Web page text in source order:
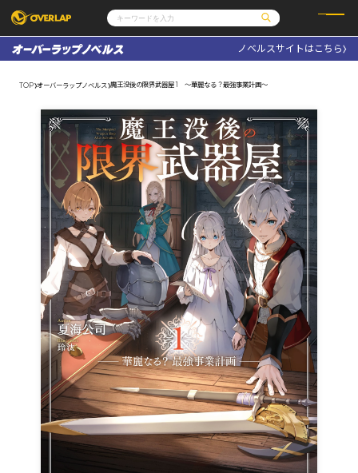
コミックガルド
コミッククリエ
文庫
ノベルス
その他
コミックエッセイ
ポケットモンスター
アニメ
ゲーム
通販・NEWS
OVERLAP STORE
オーバーラップ広報室
企業
会社概要
採用情報
アクセス
オーバーラップホールディングス
お問い合わせはこちら
オーバーラップ文庫
オーバーラップノベルス
オーバーラップノベルスf
ロサージュノベルス
コミックガルド
ノベルスサイトはこちら
TOP オーバーラップノベルス 魔王没後の限界武器屋 1 ～華麗なる？最強事業計画～